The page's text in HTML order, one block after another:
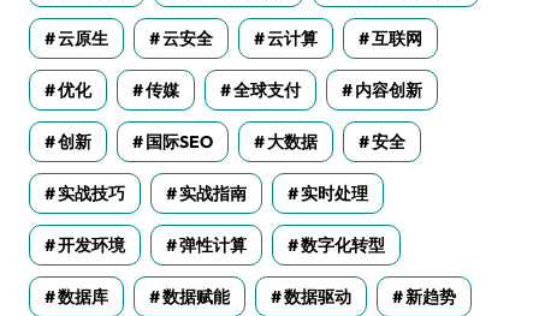
云原生 云安全 云计算 互联网
优化 传媒 全球支付 内容创新
创新 国际SEO 大数据 安全
实战技巧 实战指南 实时处理
开发环境 弹性计算 数字化转型
数据库 数据赋能 数据驱动 新趋势